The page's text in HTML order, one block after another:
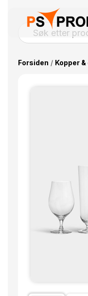
Forsiden / Kopper